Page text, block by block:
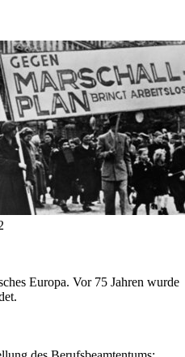
Europa. Vor 75 Jahren wurde